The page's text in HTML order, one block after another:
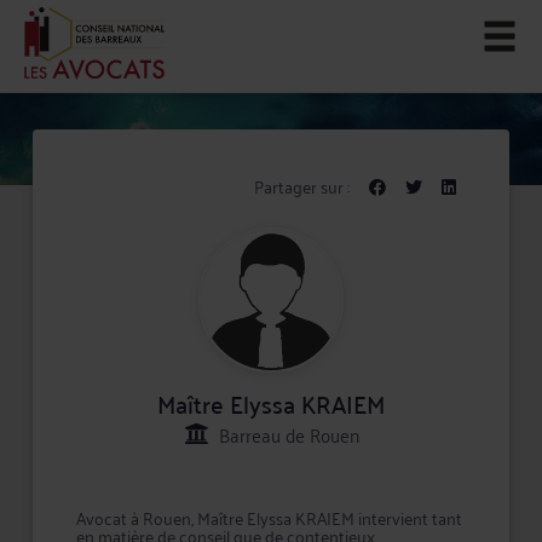
Partager sur :
Maître Elyssa KRAIEM
Barreau de Rouen
Avocat à Rouen, Maître Elyssa KRAIEM intervient tant
en matière de conseil que de contentieux,